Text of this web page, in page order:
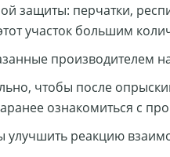
защиты: перчатки,
участок большим
производителем
чтобы после
ознакомиться с
реакцию